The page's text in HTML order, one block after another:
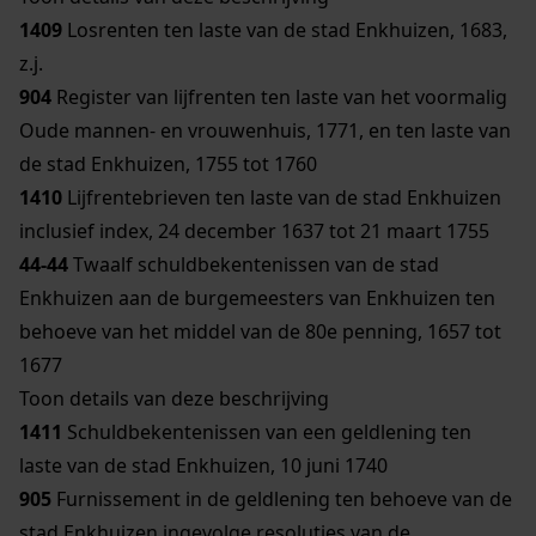
1409 Losrenten ten laste van de stad Enkhuizen, 1683,
z.j.
904 Register van lijfrenten ten laste van het voormalig
Oude mannen- en vrouwenhuis, 1771, en ten laste van
de stad Enkhuizen, 1755 tot 1760
1410 Lijfrentebrieven ten laste van de stad Enkhuizen
inclusief index, 24 december 1637 tot 21 maart 1755
44-44Twaalf schuldbekentenissen van de stad
Enkhuizen aan de burgemeesters van Enkhuizen ten
behoeve van het middel van de 80e penning, 1657 tot
1677
Toon details van deze beschrijving
1411 Schuldbekentenissen van een geldlening ten
laste van de stad Enkhuizen, 10 juni 1740
905 Furnissement in de geldlening ten behoeve van de